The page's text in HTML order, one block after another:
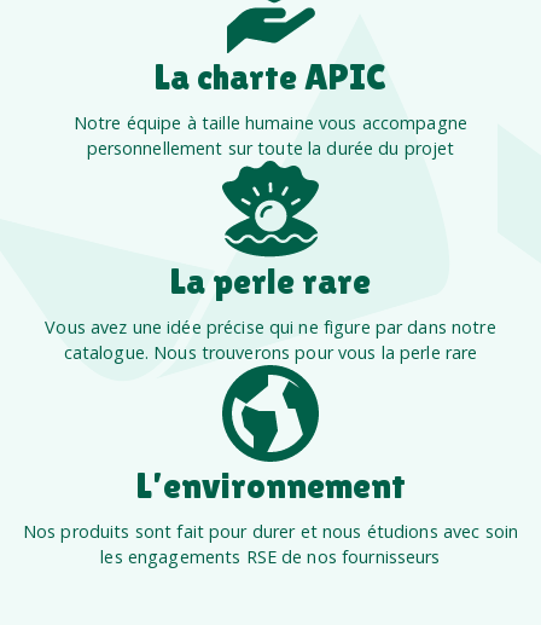
La charte APIC
Notre équipe à taille humaine vous accompagne
personnellement sur toute la durée du projet
La perle rare
Vous avez une idée précise qui ne figure par dans notre
catalogue. Nous trouverons pour vous la perle rare
L’environnement
Nos produits sont fait pour durer et nous étudions avec soin
les engagements RSE de nos fournisseurs